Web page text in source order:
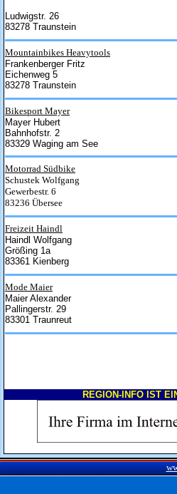
Ludwigstr. 26
83278 Traunstein
Mountainbikes Heavytools
Frankenberger Fritz
Eichenweg 5
83278 Traunstein
Bikesport Mayer
Mayer Hubert
Bahnhofstr. 2
83329 Waging am See
Motorrad Südbike
Schustek Wolfgang
Gewerbestr. 6
83236 Übersee
Freizeit Haindl
Haindl Wolfgang
Größing 1a
83361 Kienberg
Mode Maier
Maier Alexander
Pallingerstr. 29
83301 Traunreut
REGION-INFO IST